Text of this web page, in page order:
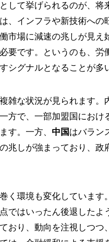
して挙げられるのが、
、インフラや新技術への
市場に減速の兆しが見
要です。というのも、
シグナルとなることが多
雑な状況が見られます
方で、一部加盟国にお
す。一方、 中国 はバラン
兆しが強まっており、
く環境も変化しています
ではいったん後退した
おり、動向を注視しつつ